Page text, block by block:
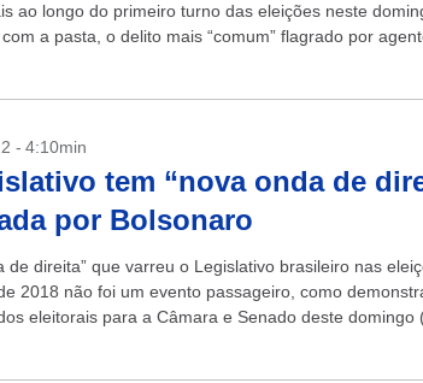
ao longo do primeiro turno das eleições neste
a pasta, o delito mais “comum” flagrado por
- 4:10min
tem “nova onda de
por Bolsonaro
de direita” que varreu o Legislativo brasileiro nas
2018 não foi um evento passageiro, como
eleitorais para a Câmara e Senado deste domingo